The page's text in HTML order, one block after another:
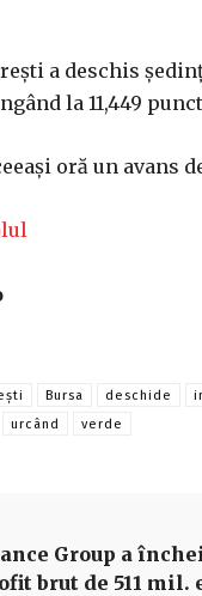
a deschis
la 11,449
oră un avans
Bursa deschide
urcând verde
Group a
brut de 511 mil.